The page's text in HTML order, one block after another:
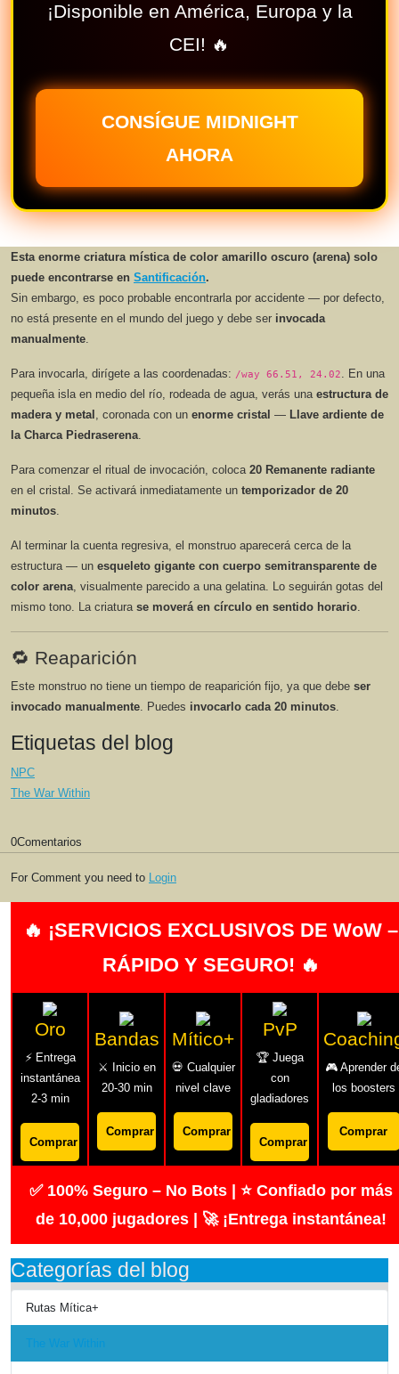
¡Disponible en América, Europa y la
CEI! 🔥
CONSÍGUE MIDNIGHT
AHORA
Esta enorme criatura mística de color amarillo oscuro (arena) solo
puede encontrarse en Santificación.
Sin embargo, es poco probable encontrarla por accidente — por defecto,
no está presente en el mundo del juego y debe ser invocada
manualmente.
Para invocarla, dirígete a las coordenadas: /way 66.51, 24.02. En una
pequeña isla en medio del río, rodeada de agua, verás una estructura de
madera y metal , coronada con un enorme cristal — Llave ardiente de
la Charca Piedraserena.
Para comenzar el ritual de invocación, coloca 20 Remanente radiante
en el cristal. Se activará inmediatamente un temporizador de 20
minutos.
Al terminar la cuenta regresiva, el monstruo aparecerá cerca de la
estructura — un esqueleto gigante con cuerpo semitransparente de
color arena, visualmente parecido a una gelatina. Lo seguirán gotas del
mismo tono. La criatura se moverá en círculo en sentido horario.
🔁 Reaparición
Este monstruo no tiene un tiempo de reaparición fijo, ya que debe ser
invocado manualmente. Puedes invocarlo cada 20 minutos.
Etiquetas del blog
NPC
The War Within
0Comentarios
For Comment you need to Login
🔥 ¡SERVICIOS EXCLUSIVOS DE WoW –
RÁPIDO Y SEGURO! 🔥
Oro
⚡ Entrega
instantánea
2-3 min
Comprar
Bandas
⚔️ Inicio en
20-30 min
Comprar
Mítico+
💀 Cualquier
nivel clave
Comprar
PvP
🏆 Juega
con
gladiadores
Comprar
🎮 Aprender
los boosters
Comprar
✅ 100% Seguro – No Bots | ⭐ Confiado por más
de 10,000 jugadores | 🚀 ¡Entrega instantánea!
Categorías del blog
Rutas Mítica+
The War Within